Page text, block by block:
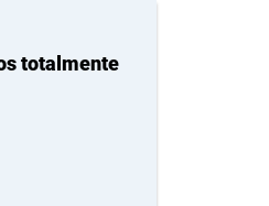
totalmente